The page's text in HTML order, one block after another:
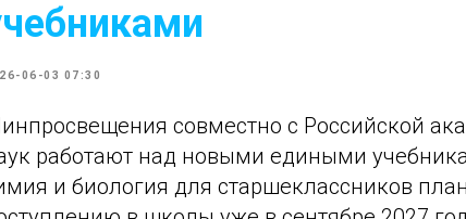
06-03 07:30
совместно с Российской
работают над новыми едиными
и биология для старшеклассников